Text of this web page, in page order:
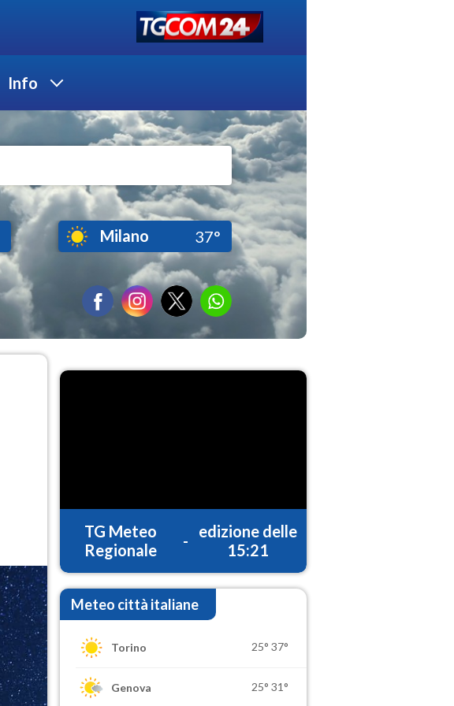
Info
Milano 37°
TG Meteo
Regionale
-
edizione delle
15:21
Meteo città italiane
Torino 25° 37°
Genova 25° 31°